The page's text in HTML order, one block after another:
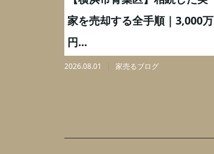
家を売却する全手順｜3,000万
円...
2026.08.01 家売るブログ